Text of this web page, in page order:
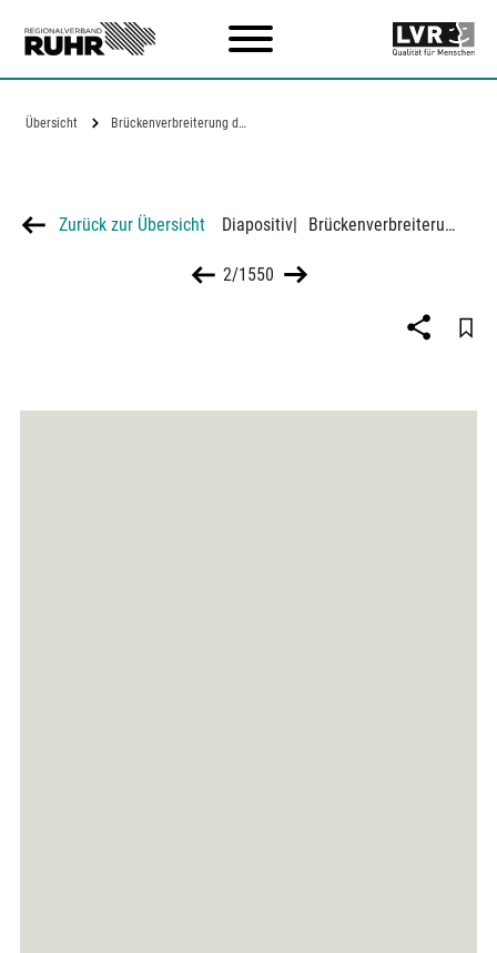
Übersicht Brückenverbreiterung durch zwei Geh- und…
Zurück zur Übersicht Diapositiv| Brückenverbreiterung durch zwei Geh- und Radwegdurchlässe NS IV - B8 in Walsum
2/1550